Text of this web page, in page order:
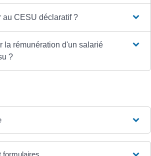
au CESU déclaratif ?
la rémunération d'un salarié
?
formulaires